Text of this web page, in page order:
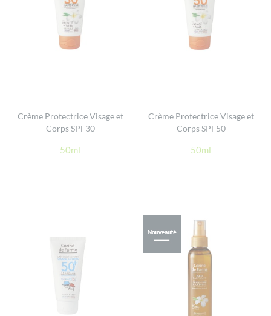
Crème Protectrice Visage et
Corps SPF30
50ml
Crème Protectrice Visage et
Corps SPF50
50ml